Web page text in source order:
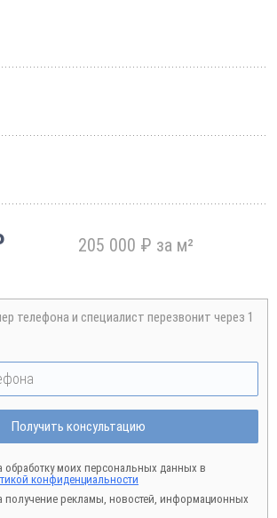
205 000 ₽ за м²
телефона и специалист перезвонит через 1
Получить консультацию
обработку моих персональных данных в
конфиденциальности
получение рекламы, новостей, информационных